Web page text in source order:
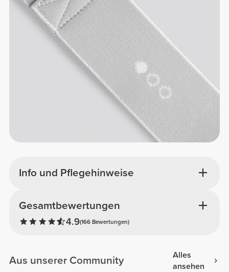
Info und Pflegehinweise
Gesamtbewertungen
4.9(166 Bewertungen)
Aus unserer Community
Alles
ansehen